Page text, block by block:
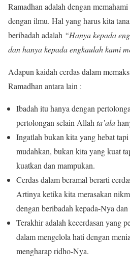
Ramadhan adalah dengan
dengan ilmu. Hal yang harus kita
beribadah adalah “Hanya kepada
dan hanya kepada engkaulah kami
Adapun kaidah cerdas dalam
Ramadhan antara lain :
Ibadah itu hanya dengan
pertolongan selain Allah ta’ala
Ingatlah bukan kita yang hebat
mudahkan, bukan kita yang kuat
kuatkan dan mampukan.
Cerdas dalam beramal berarti
Artinya ketika kita merasakan
dengan beribadah kepada-Nya
Terakhir adalah kecerdasan yang
dalam mengelola hati dengan
mengharap ridho-Nya.